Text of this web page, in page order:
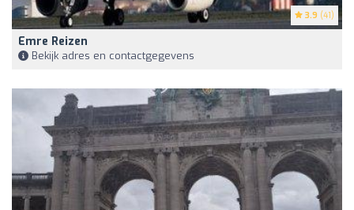
3.9 (41)
Emre Reizen
Bekijk adres en contactgegevens